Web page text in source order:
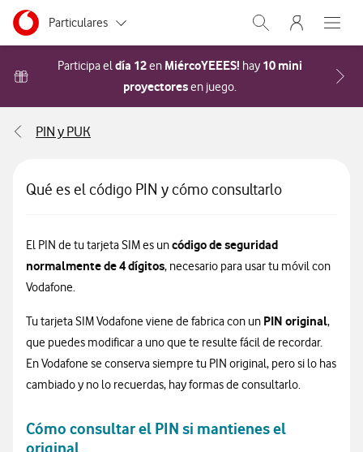
Ir a la pagina principal de vodafone.es
Menu navegación Segmento
Particulares
Autónomos
Grandes empresas
Abrir buscador.
Menu
Abre
Participa eldía 12en MiércoYEEES! hay 10 mini
proyectoresen juego. Acceder a la FAQ
PIN y PUK
Qué es el código PIN y cómo consultarlo
El PIN de tu tarjeta SIM es uncódigo de seguridad
normalmente de 4 dígitos, necesario para usar tu móvil con
Vodafone.
Tu tarjeta SIM Vodafone viene de fabrica con un PIN original,
que puedes modificar a uno que te resulte fácil de recordar.
En Vodafone se conserva siempre tu PIN original, pero si lo has
cambiado y no lo recuerdas, hay formas de consultarlo.
Cómo consultar el PIN si mantienes el